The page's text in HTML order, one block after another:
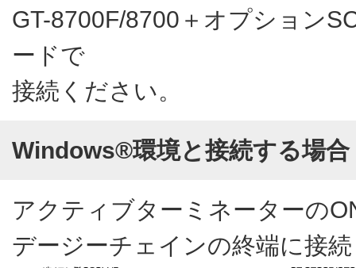
GT-8700F/8700＋オプション
ードで
接続ください。
Windows®環境と接続する場合
アクティブターミネーターの
デージーチェインの終端に接